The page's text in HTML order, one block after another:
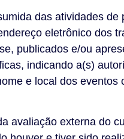
das atividades
eletrônico dos
publicados e/ou
indicando a(s)
e local dos
avaliação externa do